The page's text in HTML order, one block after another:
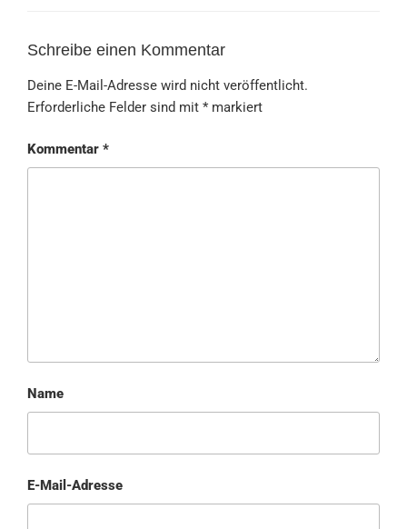
Schreibe einen Kommentar
Deine E-Mail-Adresse wird nicht veröffentlicht.
Erforderliche Felder sind mit * markiert
Kommentar *
Name
E-Mail-Adresse